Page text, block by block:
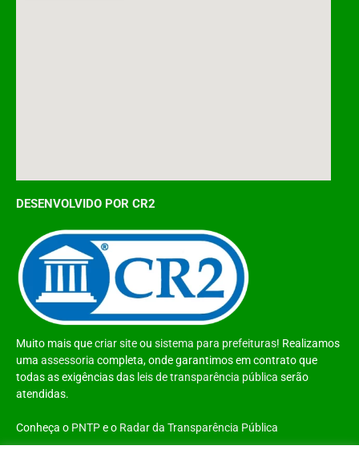
DESENVOLVIDO POR CR2
Muito mais quecriar siteou sistema para prefeituras! Realizamos
uma assessoria completa, onde garantimos em contrato que
todas as exigências das leis de transparência pública serão
atendidas.
Conheça o PNTPe o Radar da Transparência Pública